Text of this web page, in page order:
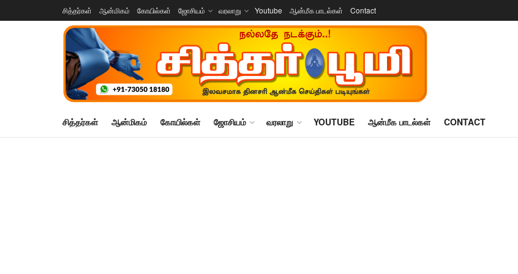
சித்தர்கள் ஆன்மிகம் கோயில்கள் ஜோசியம் வரலாறு Youtube ஆன்மீக பாடல்கள் Contact
சித்தர்கள் ஆன்மிகம் கோயில்கள் ஜோசியம் வரலாறு YOUTUBE ஆன்மீக பாடல்கள் CONTACT